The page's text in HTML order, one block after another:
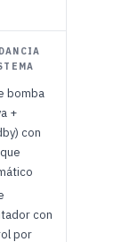
bomba
+
con
con
por